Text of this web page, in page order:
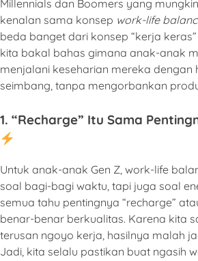
Millennials dan Boomers yang
kenalan sama konsep work-life
beda banget dari konsep “kerja keras”
kita bakal bahas gimana anak-anak
menjalani keseharian mereka dengan
seimbang, tanpa mengorbankan
1. “Recharge” Itu Sama
Untuk anak-anak Gen Z, work-life
soal bagi-bagi waktu, tapi juga soal
semua tahu pentingnya “recharge”
benar-benar berkualitas. Karena kita
terusan ngoyo kerja, hasilnya malah
Jadi, kita selalu pastikan buat ngasih